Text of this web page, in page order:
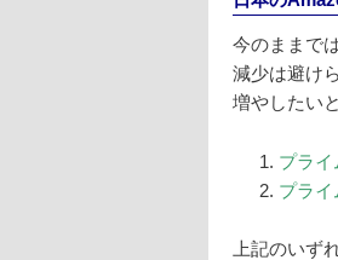
今のままで
減少は避け
増やしたい
プラ
プラ
上記のいず